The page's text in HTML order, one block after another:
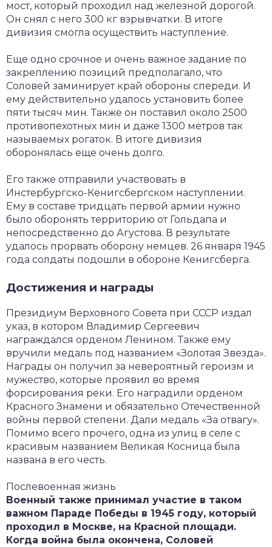
мост, который проходил над железной дорогой.
Он снял с него 300 кг взрывчатки. В итоге
дивизия смогла осуществить наступление.
Еще одно срочное и очень важное задание по
закреплению позиций предполагало, что
Соловей заминирует край обороны спереди. И
ему действительно удалось установить более
пяти тысяч мин. Также он поставил около 2500
противопехотных мин и даже 1300 метров так
называемых рогаток. В итоге дивизия
оборонялась еще очень долго.
Его также отправили участвовать в
Инстербургско-Кенигсбергском наступлении.
Ему в составе тридцать первой армии нужно
было оборонять территорию от Гольдапа и
непосредственно до Агустова. В результате
удалось прорвать оборону немцев. 26 января 1945
года солдаты подошли в обороне Кенигсберга.
Достижения и награды
Президиум Верховного Совета при СССР издал
указ, в котором Владимир Сергеевич
награждался орденом Ленином. Также ему
вручили медаль под названием «Золотая Звезда».
Награды он получил за невероятный героизм и
мужество, которые проявил во время
форсирования реки. Его наградили орденом
Красного Знамени и обязательно Отечественной
войны первой степени. Дали медаль «За отвагу».
Помимо всего прочего, одна из улиц в селе с
красивым названием Великая Косница была
названа в его честь.
Послевоенная жизнь
Военный также принимал участие в таком
важном Параде Победы в 1945 году, который
проходил в Москве, на Красной площади.
Когда война была окончена, Соловей